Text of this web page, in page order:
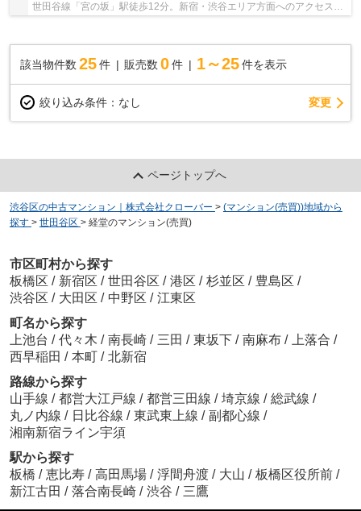
世田谷線「宮の坂」駅徒歩12分。新宿・渋谷エリア方面へのアクセスが
該当物件数 25件 販売数 0 件 1～25 件を表示
絞り込み条件： なし 変更
ページトップへ
渋谷区の中古マンション｜株式会社クローバー > (マンション(売買))地域から
探す > 世田谷区 > 経堂のマンション(売買)
市区町村から探す
板橋区 / 新宿区 / 世田谷区 / 港区 / 杉並区 / 豊島区 /
渋谷区 / 大田区 / 中野区 / 江東区
町名から探す
上池台 / 代々木 / 南長崎 / 三田 / 東坂下 / 南麻布 / 上落合 /
西早稲田 / 本町 / 北新宿
路線から探す
山手線 / 都営大江戸線 / 都営三田線 / 埼京線 / 総武線 /
丸ノ内線 / 日比谷線 / 東武東上線 / 副都心線 /
湘南新宿ライン宇須
駅から探す
板橋 / 恵比寿 / 高田馬場 / 浮間舟渡 / 大山 / 板橋区役所前 /
新江古田 / 落合南長崎 / 渋谷 / 三鷹